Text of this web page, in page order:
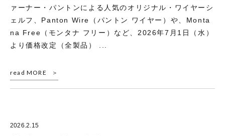
ァーナー・パントンによる人気のオリジナル・ワイヤーシ
ェルフ、Panton Wire（パントン ワイヤー）や、Monta
na Free（モンタナ フリー）など、2026年7月1日（水）
より価格改定（全製品） ...
read MORE
2026.2.15